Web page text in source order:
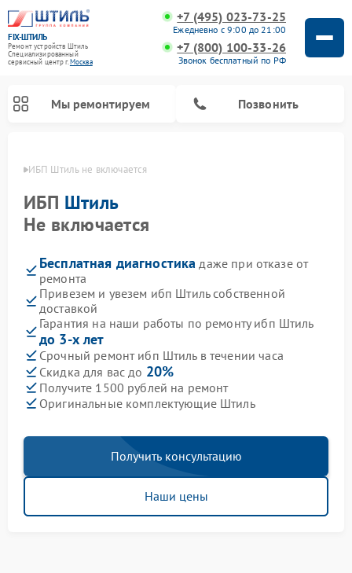
FIX-ШТИЛЬ
Ремонт устройств Штиль
Специализированный
cервисный центр г.Москва
+7 (495) 023-73-25
Ежедневно с 9:00 до 21:00
+7 (800) 100-33-26
Звонок бесплатный по РФ
Мы ремонтируем Позвонить
ИБП Штиль не включается
ИБП Штиль
Не включается
Бесплатная диагностика даже при отказе от
ремонта
Привезем и увезем ибп Штиль собственной
доставкой
Гарантия на наши работы по ремонту ибп Штиль
до 3-х лет
Срочный ремонт ибп Штиль в течении часа
Скидка для вас до 20%
Получите 1500 рублей на ремонт
Оригинальные комплектующие Штиль
Получить консультацию
Наши цены